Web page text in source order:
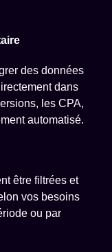
des données
dans
les CPA,
automatisé.
être filtrées et
vos besoins
ou par